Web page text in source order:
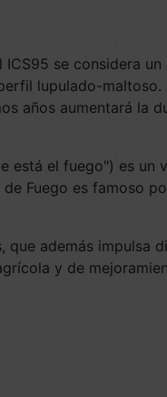
se considera
lupulado-maltoso.
años aumentará la
está el fuego") es un
Fuego es famoso
que además impulsa
y de